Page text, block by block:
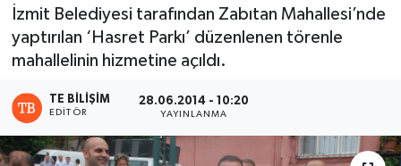
İzmit Belediyesi tarafından Zabıtan Mahallesi’nde
yaptırılan ‘Hasret Parkı’ düzenlenen törenle
mahallelinin hizmetine açıldı.
TE BILIŞIM
EDITÖR
28.06.2014 - 10:20
YAYINLANMA